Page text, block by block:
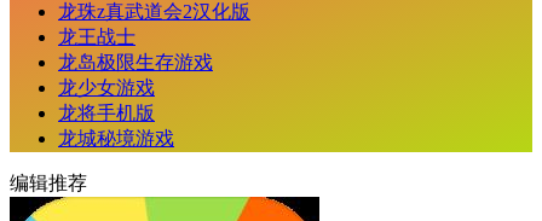
龙珠z真武道会2汉化版
龙王战士
龙岛极限生存游戏
龙少女游戏
龙将手机版
龙城秘境游戏
编辑推荐